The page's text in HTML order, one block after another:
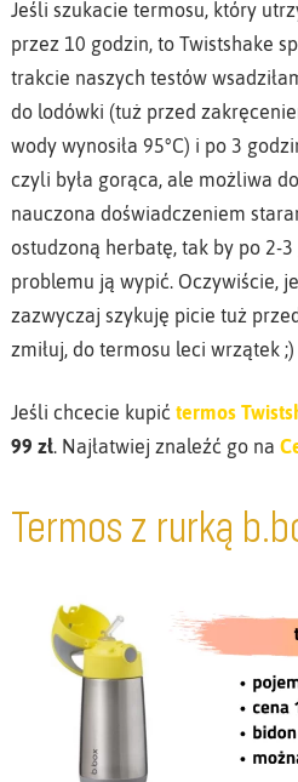
Jeśli szukacie termosu, który
przez 10 godzin, to Twistshake
trakcie naszych testów
do lodówki (tuż przed
wody wynosiła 95°C) i po 3
czyli była gorąca, ale możliwa
nauczona doświadczeniem
ostudzoną herbatę, tak by po 2-
problemu ją wypić. Oczywiście,
zazwyczaj szykuję picie tuż
zmiłuj, do termosu leci wrzątek ;)
Jeśli chcecie kupić termos
99 zł. Najłatwiej znaleźć go na
Termos z rurką